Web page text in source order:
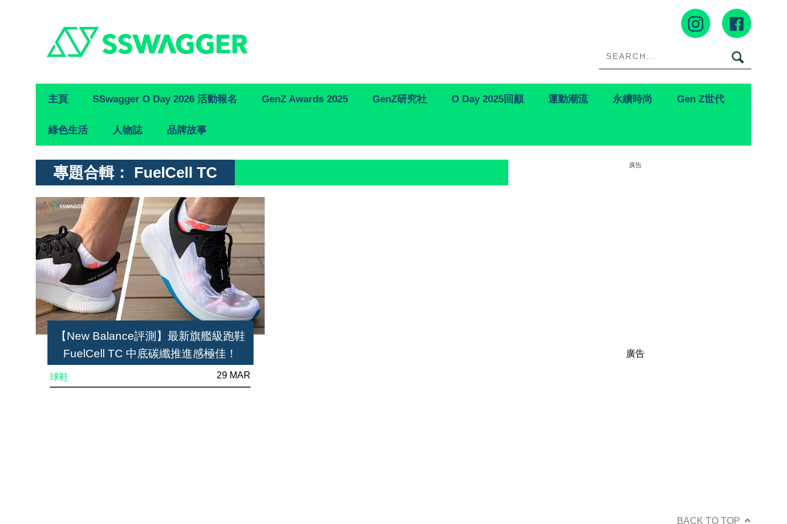
Primary
Navigation
主頁 SSwagger O Day 2026 活動報名 GenZ Awards 2025 GenZ研究社 O Day 2025回顧 運動潮流 永續時尚 Gen Z世代
綠色生活 人物誌 品牌故事
專題合輯： FuelCell TC
【New Balance評測】最新旗艦級跑鞋
FuelCell TC 中底碳纖推進感極佳！
球鞋 29 MAR
廣告
廣告
BACK TO TOP